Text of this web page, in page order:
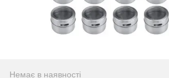
Немає в наявності